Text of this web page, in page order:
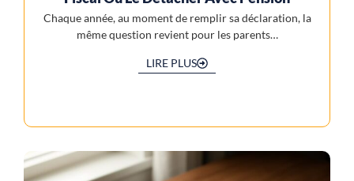
Chaque année, au moment de remplir sa déclaration, la
même question revient pour les parents…
LIRE PLUS